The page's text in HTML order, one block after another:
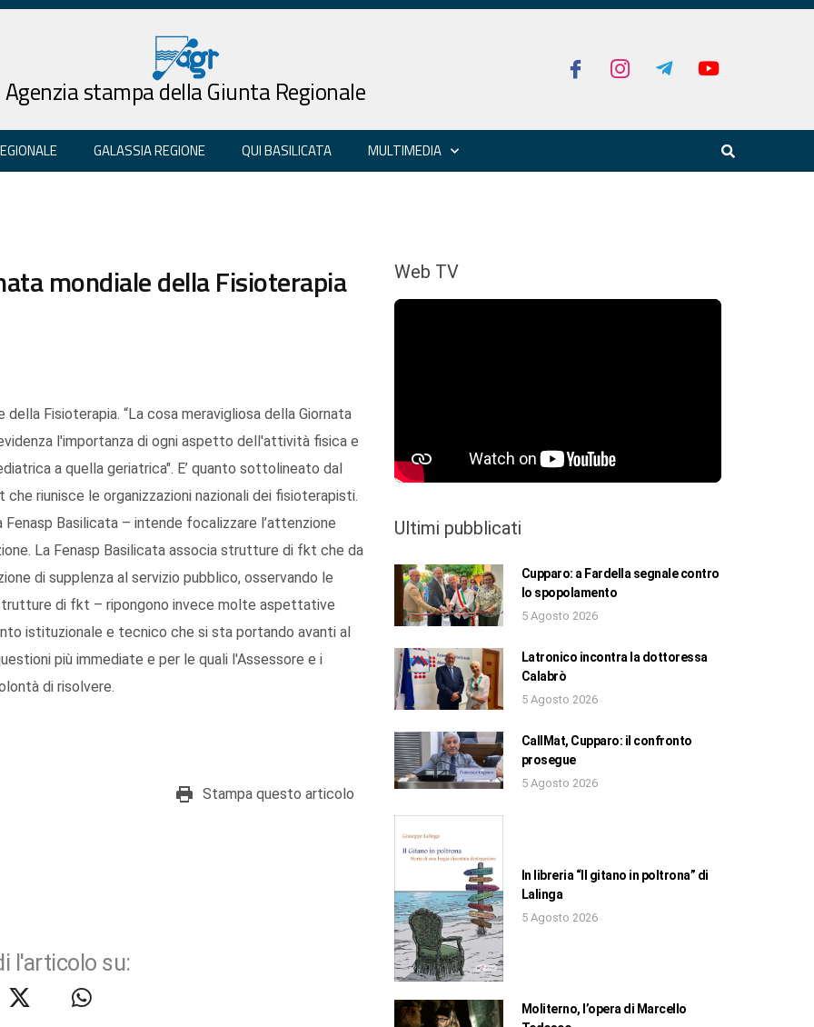
Agenzia stampa della Giunta Regionale
GALASSIA REGIONE QUI BASILICATA MULTIMEDIA
mondiale della Fisioterapia
Fisioterapia. “La cosa meravigliosa della Giornata
l'importanza di ogni aspetto dell'attività fisica e
a quella geriatrica". E’ quanto sottolineato dal
riunisce le organizzazioni nazionali dei fisioterapisti.
Basilicata – intende focalizzare l’attenzione
La Fenasp Basilicata associa strutture di fkt che da
di supplenza al servizio pubblico, osservando le
di fkt – ripongono invece molte aspettative
istituzionale e tecnico che si sta portando avanti al
più immediate e per le quali l'Assessore e i
di risolvere.
Stampa questo articolo
l'articolo su:
Web TV
Ultimi pubblicati
Cupparo: a Fardella segnale contro
lo spopolamento
5 Agosto 2026
Latronico incontra la dottoressa
Calabrò
5 Agosto 2026
CallMat, Cupparo: il confronto
prosegue
5 Agosto 2026
In libreria “Il gitano in poltrona” di
Lalinga
5 Agosto 2026
Moliterno, l’opera di Marcello